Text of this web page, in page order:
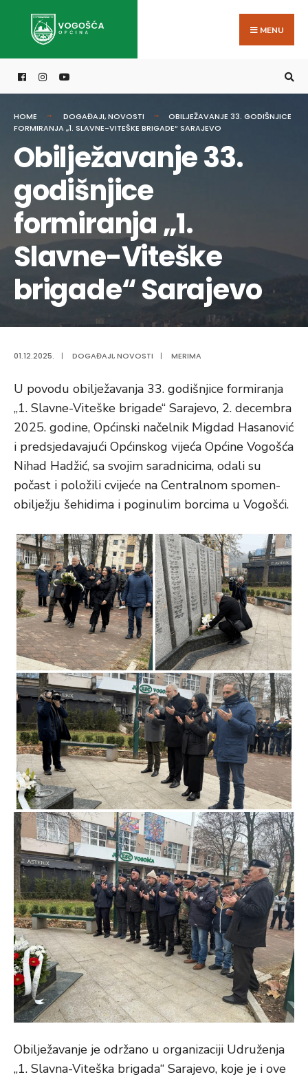
MENU
HOME DOGAĐAJI,NOVOSTI
OBILJEŽAVANJE 33. GODIŠNJICE
FORMIRANJA „1. SLAVNE-VITEŠKE BRIGADE“ SARAJEVO
Obilježavanje 33.
godišnjice
formiranja „1.
Slavne-Viteške
brigade“ Sarajevo
01.12.2025. | DOGAĐAJI,NOVOSTI | MERIMA
U povodu obilježavanja 33. godišnjice formiranja
„1. Slavne-Viteške brigade“ Sarajevo, 2. decembra
2025. godine, Općinski načelnik Migdad Hasanović
i predsjedavajući Općinskog vijeća Općine Vogošća
Nihad Hadžić, sa svojim saradnicima, odali su
počast i položili cvijeće na Centralnom spomen-
obilježju šehidima i poginulim borcima u Vogošći.
Obilježavanje je održano u organizaciji Udruženja
„1. Slavna-Viteška brigada“ Sarajevo, koje je i ove
for: